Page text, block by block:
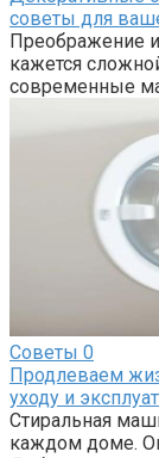
советы для
Преображение
кажется
современные
Советы 0
Продлеваем
уходу и
Стиральная
каждом доме.